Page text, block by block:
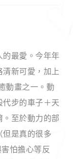
最愛。今年年
新可愛，加上
動畫之一。動
步的車子＋天
至於動力的部
但是真的很多
怕擔心等反